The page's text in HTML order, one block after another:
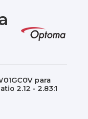
para
2.12 - 2.83:1